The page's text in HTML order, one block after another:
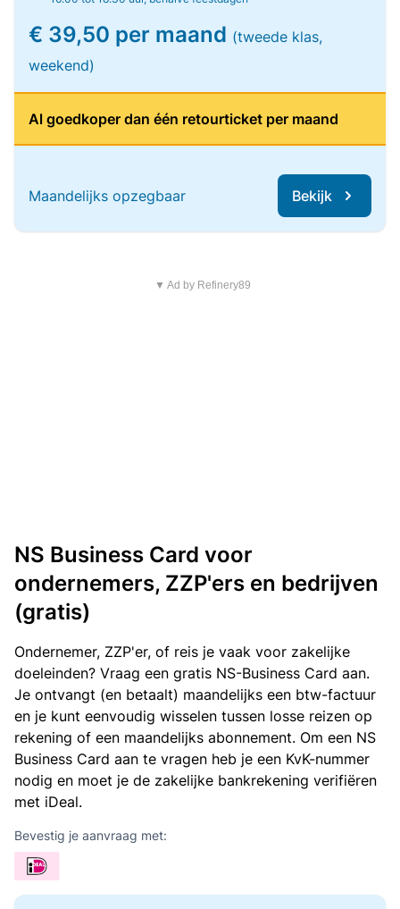
€ 39,50 per maand (tweede klas,
weekend)
Al goedkoper dan één retourticket per maand
Maandelijks opzegbaar Bekijk
▼ Ad by Refinery89
NS Business Card voor
ondernemers, ZZP'ers en bedrijven
(gratis)
Ondernemer, ZZP'er, of reis je vaak voor zakelijke
doeleinden? Vraag een gratis NS-Business Card aan.
Je ontvangt (en betaalt) maandelijks een btw-factuur
en je kunt eenvoudig wisselen tussen losse reizen op
rekening of een maandelijks abonnement. Om een NS
Business Card aan te vragen heb je een KvK-nummer
nodig en moet je de zakelijke bankrekening verifiëren
met iDeal.
Bevestig je aanvraag met: